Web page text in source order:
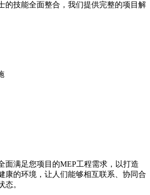
的技能全面整合，我们提供完整的项目解
面满足您项目的MEP工程需求，以打造
康的环境，让人们能够相互联系、协同合
态。